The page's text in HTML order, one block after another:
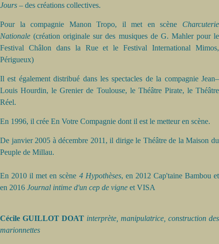
Jours – des créations collectives.
Pour la compagnie Manon Tropo, il met en scène Charcuterie
Nationale (création originale sur des musiques de G. Mahler pour le
Festival Châlon dans la Rue et le Festival International Mimos,
Périgueux)
Il est également distribué dans les spectacles de la compagnie Jean–
Louis Hourdin, le Grenier de Toulouse, le Théâtre Pirate, le Théâtre
Réel.
En 1996, il crée En Votre Compagnie dont il est le metteur en scène.
De janvier 2005 à décembre 2011, il dirige le Théâtre de la Maison du
Peuple de Millau.
En 2010 il met en scène 4 Hypothèses, en 2012 Cap'taine Bambou et
en 2016 Journal intime d'un cep de vigne et VISA
Cécile GUILLOT DOAT interprète, manipulatrice, construction des
marionnettes